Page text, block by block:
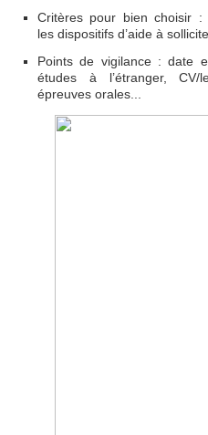
Critères pour bien choisir :
les dispositifs d’aide à
Points de vigilance : date
études à l’étranger,
épreuves orales...